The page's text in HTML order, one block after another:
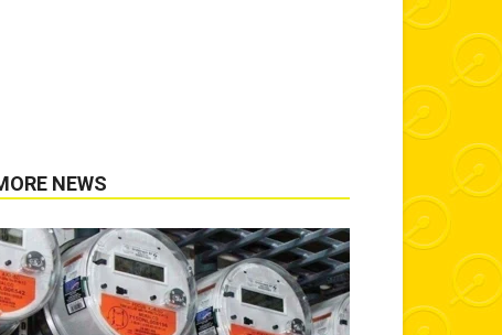
NEWS